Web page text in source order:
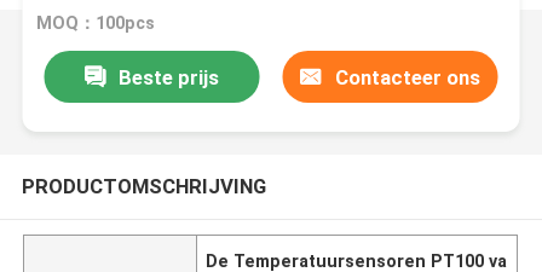
MOQ：100pcs
Beste prijs Contacteer ons
PRODUCTOMSCHRIJVING
De Temperatuursensoren PT100 va